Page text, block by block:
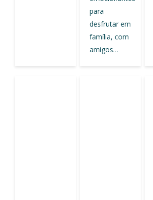
para
desfrutar em
família, com
amigos…